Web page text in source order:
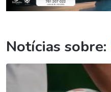
Notícias sobre: